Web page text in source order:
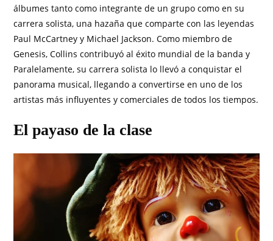
álbumes tanto como integrante de un grupo como en su
carrera solista, una hazaña que comparte con las leyendas
Paul McCartney y Michael Jackson. Como miembro de
Genesis, Collins contribuyó al éxito mundial de la banda y
Paralelamente, su carrera solista lo llevó a conquistar el
panorama musical, llegando a convertirse en uno de los
artistas más influyentes y comerciales de todos los tiempos.
El payaso de la clase